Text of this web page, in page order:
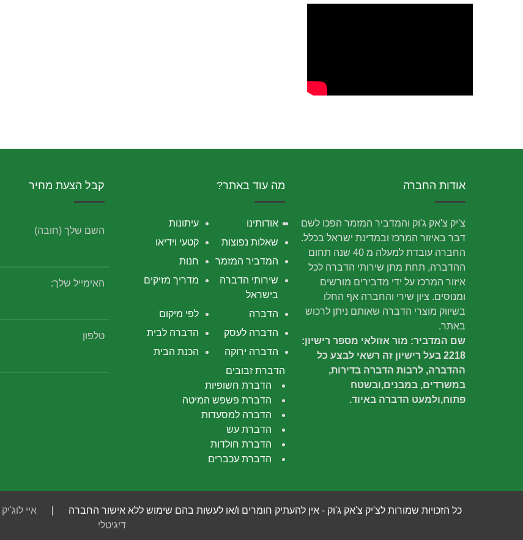
אודות החברה
צ'יק צ'אק ג'וק והמדביר המזמר הפכו לשם
דבר באיזור המרכז ובמדינת ישראל בכלל.
החברה עובדת למעלה מ 40 שנה תחום
ההדברה, תחת מתן שירותי הדברה לכל
איזור המרכז על ידי מדבירים מורשים
ומנוסים. ציון שירי והחברה אף החלו
בשיווק מוצרי הדברה שאותם ניתן לרכוש
באתר.
שם המדביר: מור אזולאי מספר רישיון:
2218 בעל רישיון זה רשאי לבצע כל
ההדברה, לרבות הדברה בדירות,
במשרדים, במבנים,ובשטח
פתוח,ולמעט הדברה באיוד.
מה עוד באתר?
עיתונות
אודותינו
קטעי וידיאו
שאלות נפוצות
חנות
המדביר המזמר
מדריך מזיקים
שירותי הדברה
בישראל
לפי מיקום
הדברה
הדברה לבית
הדברה לעסק
הכנת הבית
הדברה ירוקה
הדברת זבובים
הדברת חשופיות
הדברת פשפש המיטה
הדברה למסעדות
הדברת עש
הדברת חולדות
הדברת עכברים
קבל הצעת מחיר
השם שלך (חובה)
האימייל שלך:
טלפון
כל הזכויות שמורות לצ'יק צ'אק ג'וק - אין להעתיק חומרים ו/או לעשות בהם שימוש ללא אישור החברה |איי לוג'יק
דיגיטלי